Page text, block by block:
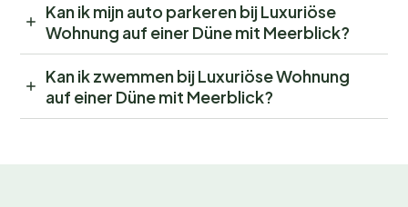
Kan ik mijn auto parkeren bij Luxuriöse
Wohnung auf einer Düne mit Meerblick?
Kan ik zwemmen bij Luxuriöse Wohnung
auf einer Düne mit Meerblick?